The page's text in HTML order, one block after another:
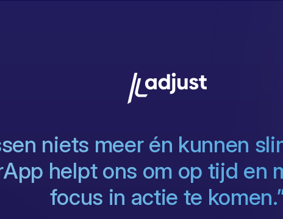
niets meer én kunnen
helpt ons om op tijd en
focus in actie te